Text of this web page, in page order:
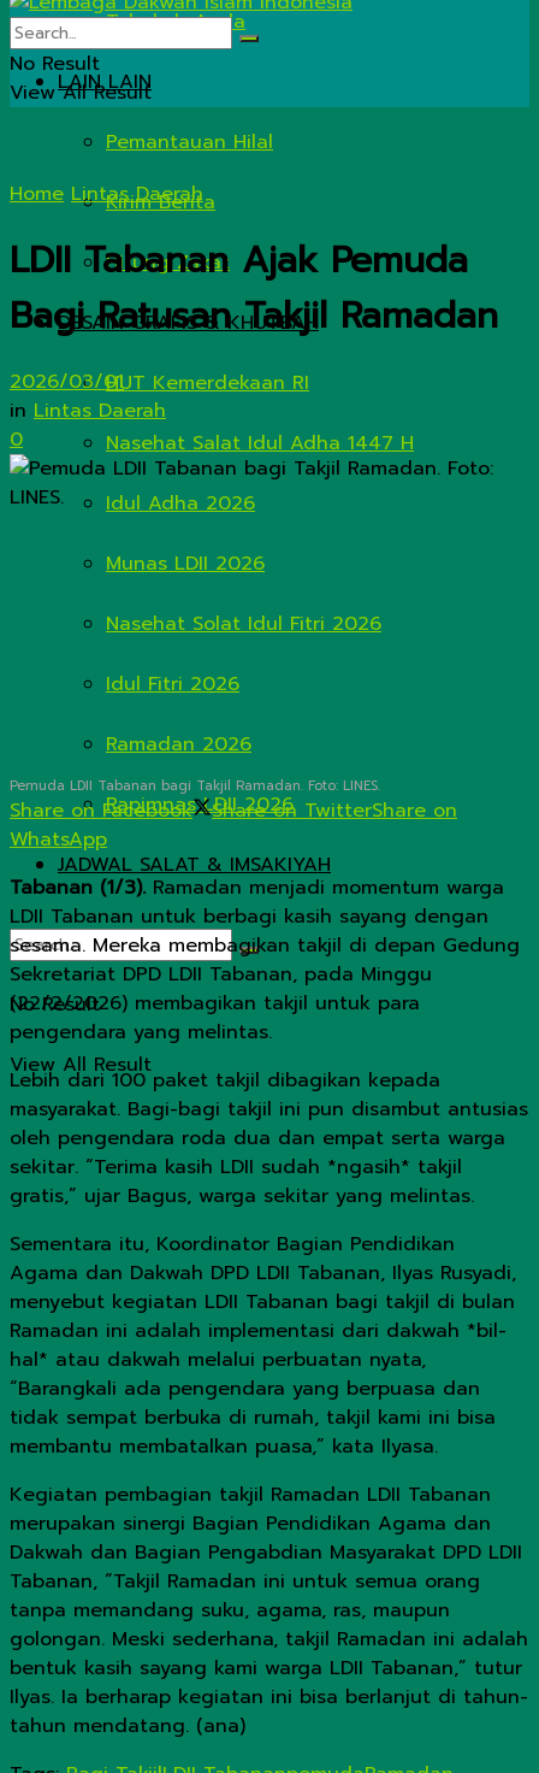
Tahukah Anda
LAIN LAIN
Pemantauan Hilal
Kirim Berita
Hitung Zakat
DESAIN GRAFIS & KHUTBAH
HUT Kemerdekaan RI
Nasehat Salat Idul Adha 1447 H
Idul Adha 2026
Munas LDII 2026
Nasehat Solat Idul Fitri 2026
Idul Fitri 2026
Ramadan 2026
Rapimnas LDII 2026
JADWAL SALAT & IMSAKIYAH
No Result
View All Result
No Result
View All Result
Home Lintas Daerah
LDII Tabanan Ajak Pemuda
Bagi Ratusan Takjil Ramadan
2026/03/01
in Lintas Daerah
0
Pemuda LDII Tabanan bagi Takjil Ramadan. Foto: LINES.
Share on Facebook Share on TwitterShare on
WhatsApp
Tabanan (1/3). Ramadan menjadi momentum warga
LDII Tabanan untuk berbagi kasih sayang dengan
sesama. Mereka membagikan takjil di depan Gedung
Sekretariat DPD LDII Tabanan, pada Minggu
(22/2/2026) membagikan takjil untuk para
pengendara yang melintas.
Lebih dari 100 paket takjil dibagikan kepada
masyarakat. Bagi-bagi takjil ini pun disambut antusias
oleh pengendara roda dua dan empat serta warga
sekitar. “Terima kasih LDII sudah *ngasih* takjil
gratis,” ujar Bagus, warga sekitar yang melintas.
Sementara itu, Koordinator Bagian Pendidikan
Agama dan Dakwah DPD LDII Tabanan, Ilyas Rusyadi,
menyebut kegiatan LDII Tabanan bagi takjil di bulan
Ramadan ini adalah implementasi dari dakwah *bil-
hal* atau dakwah melalui perbuatan nyata,
“Barangkali ada pengendara yang berpuasa dan
tidak sempat berbuka di rumah, takjil kami ini bisa
membantu membatalkan puasa,” kata Ilyasa.
Kegiatan pembagian takjil Ramadan LDII Tabanan
merupakan sinergi Bagian Pendidikan Agama dan
Dakwah dan Bagian Pengabdian Masyarakat DPD LDII
Tabanan, “Takjil Ramadan ini untuk semua orang
tanpa memandang suku, agama, ras, maupun
golongan. Meski sederhana, takjil Ramadan ini adalah
bentuk kasih sayang kami warga LDII Tabanan,” tutur
Ilyas. Ia berharap kegiatan ini bisa berlanjut di tahun-
tahun mendatang. (ana)